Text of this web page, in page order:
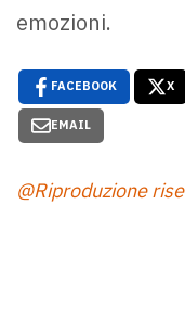
emozioni.
FACEBOOK X
EMAIL
@Riproduzione